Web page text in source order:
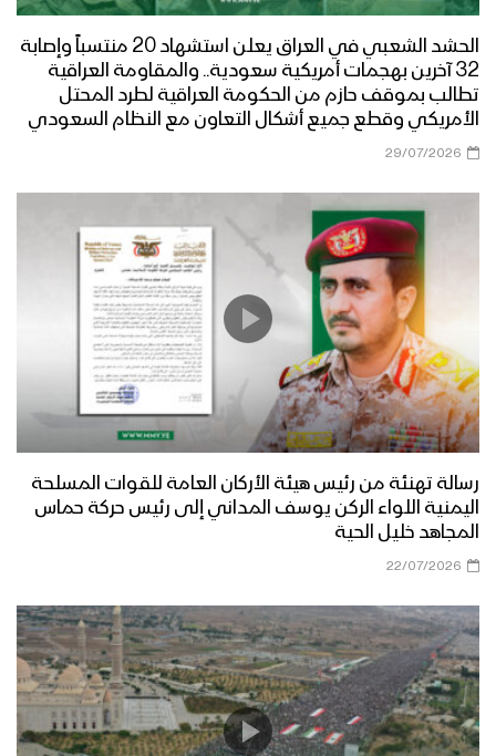
الحشد الشعبي في العراق يعلن استشهاد 20 منتسباً وإصابة
32 آخرين بهجمات أمريكية سعودية.. والمقاومة العراقية
تطالب بموقف حازم من الحكومة العراقية لطرد المحتل
الأمريكي وقطع جميع أشكال التعاون مع النظام السعودي
29/07/2026
رسالة تهنئة من رئيس هيئة الأركان العامة للقوات المسلحة
اليمنية اللواء الركن يوسف المداني إلى رئيس حركة حماس
المجاهد خليل الحية
22/07/2026